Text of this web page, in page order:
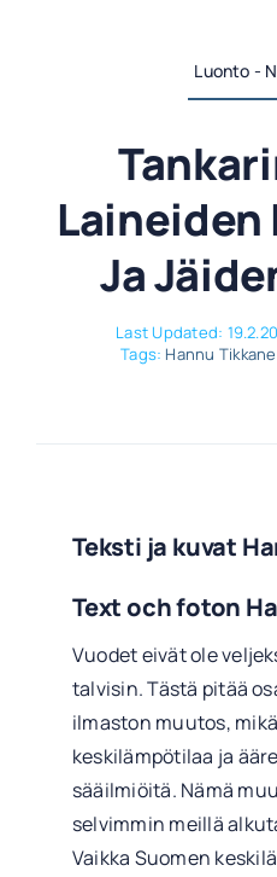
Luonto -
Ja
Last Updated:
Tags: Hannu
Teksti ja kuvat
Text och foton
Vuodet eivät ole
talvisin. Tästä pitää
ilmaston muutos,
keskilämpötilaa ja
sääilmiöitä. Nämä
selvimmin meillä
Vaikka Suomen